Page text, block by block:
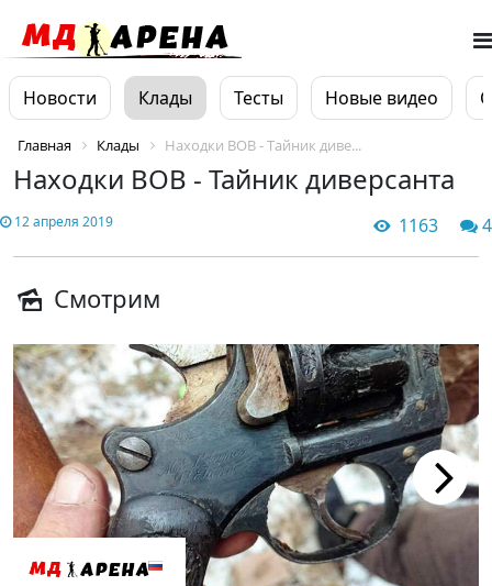
Новости Клады Тесты Новые видео
Главная Клады Находки ВОВ - Тайник диве...
Находки ВОВ - Тайник диверсанта
12 апреля 2019 1163 4
Смотрим
Next